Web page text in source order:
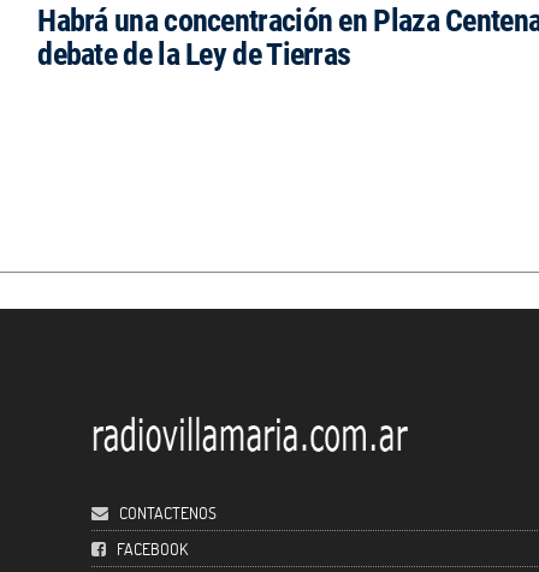
Habrá una concentración en Plaza
debate de la Ley de Tierras
CONTACTENOS
FACEBOOK